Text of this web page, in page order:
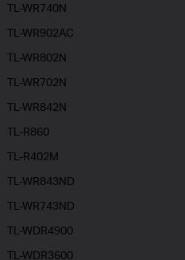
TL-WR740N
TL-WR902AC
TL-WR802N
TL-WR702N
TL-WR842N
TL-R860
TL-R402M
TL-WR843ND
TL-WR743ND
TL-WDR4900
TL-WDR3600